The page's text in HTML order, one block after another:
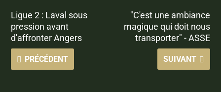
Ligue 2 : Laval sous
pression avant
d'affronter Angers
PRÉCÉDENT
"C'est une ambiance
magique qui doit nous
transporter" - ASSE
SUIVANT